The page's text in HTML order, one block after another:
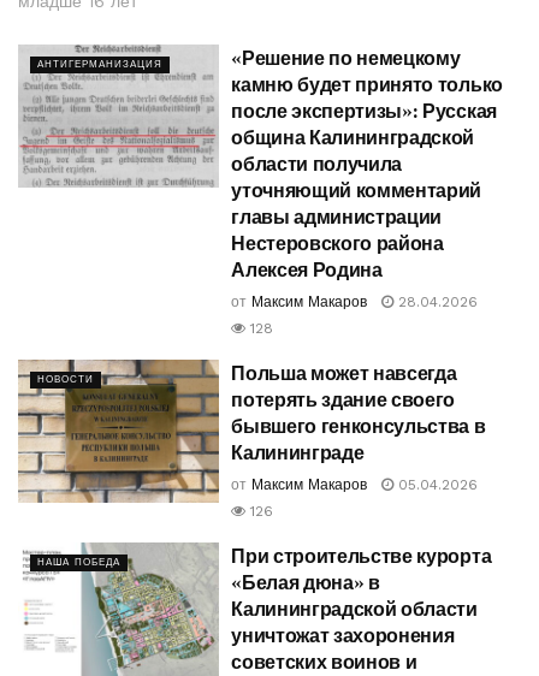
АНТИГЕРМАНИЗАЦИЯ
«Решение по немецкому
камню будет принято только
после экспертизы»: Русская
община Калининградской
области получила
уточняющий комментарий
главы администрации
Нестеровского района
Алексея Родина
от Максим Макаров
28.04.2026
128
НОВОСТИ
Польша может навсегда
потерять здание своего
бывшего генконсульства в
Калининграде
от Максим Макаров
05.04.2026
126
НАША ПОБЕДА
При строительстве курорта
«Белая дюна» в
Калининградской области
уничтожат захоронения
советских воинов и